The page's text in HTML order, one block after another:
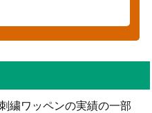
繍ワッペンの実績の一部